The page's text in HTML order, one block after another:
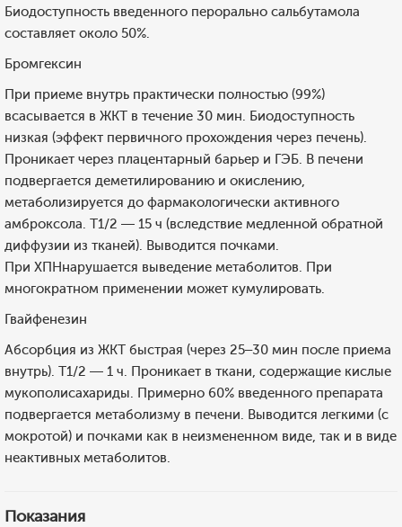
Биодоступность введенного перорально сальбутамола
составляет около 50%.
Бромгексин
При приеме внутрь практически полностью (99%)
всасывается в ЖКТ в течение 30 мин. Биодоступность
низкая (эффект первичного прохождения через печень).
Проникает через плацентарный барьер и ГЭБ. В печени
подвергается деметилированию и окислению,
метаболизируется до фармакологически активного
амброксола. T1/2 — 15 ч (вследствие медленной обратной
диффузии из тканей). Выводится почками.
При ХПНнарушается выведение метаболитов. При
многократном применении может кумулировать.
Гвайфенезин
Абсорбция из ЖКТ быстрая (через 25–30 мин после приема
внутрь). T1/2 — 1 ч. Проникает в ткани, содержащие кислые
мукополисахариды. Примерно 60% введенного препарата
подвергается метаболизму в печени. Выводится легкими (с
мокротой) и почками как в неизмененном виде, так и в виде
неактивных метаболитов.
Показания